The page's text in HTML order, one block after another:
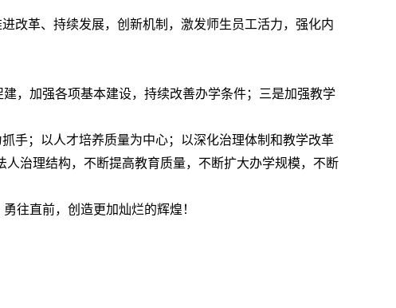
改革、持续发展，创新机制，激发师生员工活力，强化内
，加强各项基本建设，持续改善办学条件；三是加强教学
手；以人才培养质量为中心；以深化治理体制和教学改革
治理结构，不断提高教育质量，不断扩大办学规模，不断
往直前，创造更加灿烂的辉煌！